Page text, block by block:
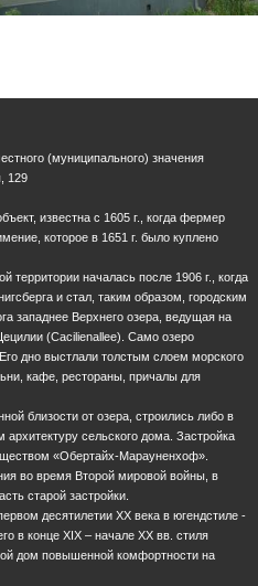
(муниципального) значения
129
известна с 1605 г., когда фермер
которое в 1651 г. было куплено
территории началась после 1906 г., когда
и стал, таким образом, городским
западнее Верхнего озера, ведущая на
(Cacilienallee). Само озеро
дно выстлали толстым слоем морского
кафе, рестораны, причалы для
близости от озера, строились либо в
сельского дома. Застройка
«Обертайх-Марауненхоф».
во время Второй мировой войны, в
старой застройки.
десятилетии ХХ века в югендстиле -
в конце ХIХ – начале ХХ вв. стиля
дом повышенной комфортности на